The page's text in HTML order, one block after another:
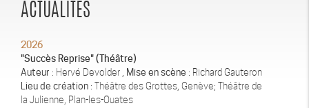
ACTUALITÉS
2026
"Succès Reprise" (Théâtre)
Auteur : Hervé Devolder , Mise en scène : Richard Gauteron
Lieu de création : Théâtre des Grottes, Genève; Théâtre de
la Julienne, Plan-les-Ouates